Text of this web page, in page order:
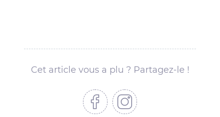
Cet article vous a plu ? Partagez-le !
Partager sur Facebook
Partager sur Instagram